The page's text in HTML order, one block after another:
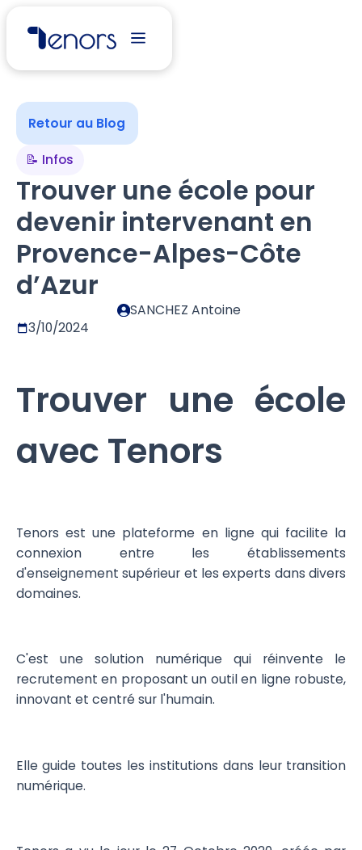
Retour au Blog
📝 Infos
Trouver une école pour
devenir intervenant en
Provence-Alpes-Côte
d’Azur
SANCHEZ Antoine
3/10/2024
Trouver une école
avec Tenors
Tenors est une plateforme en ligne qui facilite la
connexion entre les établissements
d'enseignement supérieur et les experts dans divers
domaines.
C'est une solution numérique qui réinvente le
recrutement en proposant un outil en ligne robuste,
innovant et centré sur l'humain.
Elle guide toutes les institutions dans leur transition
numérique.